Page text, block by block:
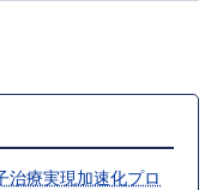
治療実現加速化プロ